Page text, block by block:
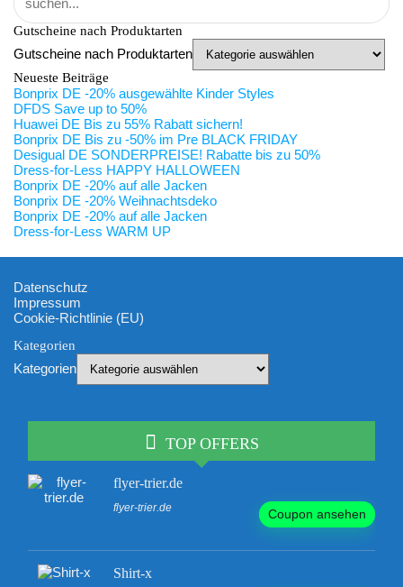
Gutscheine nach Produktarten
Gutscheine nach Produktarten
Neueste Beiträge
Bonprix DE -20% ausgewählte Kinder Styles
DFDS Save up to 50%
Huawei DE Bis zu 55% Rabatt sichern!
Bonprix DE Bis zu -50% im Pre BLACK FRIDAY
Desigual DE SONDERPREISE! Rabatte bis zu 50%
Dress-for-Less HAPPY HALLOWEEN
Bonprix DE -20% auf alle Jacken
Bonprix DE -20% Weihnachtsdeko
Bonprix DE -20% auf alle Jacken
Dress-for-Less WARM UP
Datenschutz
Impressum
Cookie-Richtlinie (EU)
Kategorien
Kategorien
TOP OFFERS
flyer-trier.de
flyer-trier.de Coupon ansehen
Shirt-x